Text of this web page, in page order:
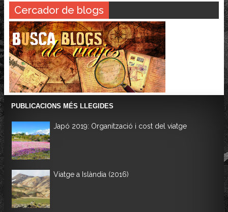
Cercador de blogs
PUBLICACIONS MÉS LLEGIDES
Japó 2019: Organització i cost del viatge
Viatge a Islàndia (2016)